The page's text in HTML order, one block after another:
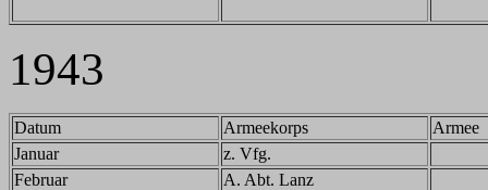
1943
Datum Armeekorps
Armee
Januar
z. Vfg.
Februar
A. Abt. Lanz